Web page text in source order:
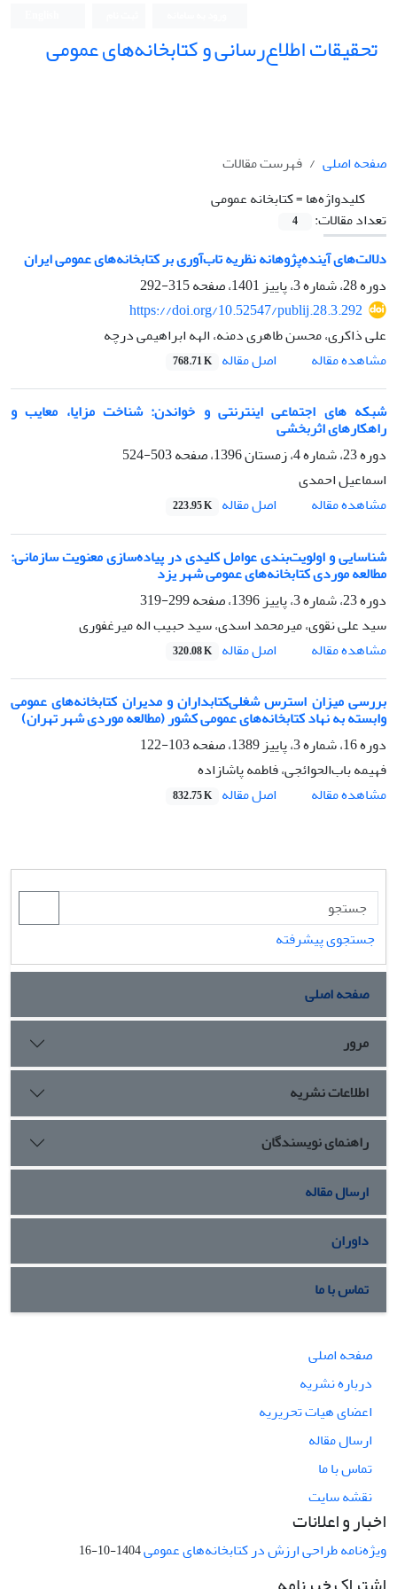
تحقیقات اطلاع‌رسانی و کتابخانه‌های عمومی
صفحه اصلی
فهرست مقالات
کلیدواژه‌ها =کتابخانه‌ عمومی
تعداد مقالات:
4
دلالت‌های آینده‌پژوهانه نظریه تاب‌آوری بر کتابخانه‌های عمومی ایران
دوره 28، شماره 3، پاییز 1401، صفحه
315-292
https://doi.org/10.52547/publij.28.3.292
علی ذاکری، محسن طاهری دمنه، الهه ابراهیمی درچه
مشاهده مقاله
اصل مقاله 768.71 K
شبکه های اجتماعی اینترنتی و خواندن: شناخت مزایا، معایب و
راهکارهای اثربخشی
دوره 23، شماره 4، زمستان 1396، صفحه
503-524
اسماعیل احمدی
مشاهده مقاله
اصل مقاله 223.95 K
شناسایی و اولویت‌بندی عوامل کلیدی در پیاده‌سازی معنویت سازمانی:
مطالعه موردی کتابخانه‌های عمومی شهر یزد
دوره 23، شماره 3، پاییز 1396، صفحه
299-319
سید علی نقوی، میرمحمد اسدی، سید حبیب اله میرغفوری
مشاهده مقاله
اصل مقاله 320.08 K
بررسی میزان استرس‌ شغلی‌کتابداران و مدیران کتابخانه‌های عمومی
وابسته به نهاد کتابخانه‌های عمومی کشور (مطالعه موردی شهر تهران)
دوره 16، شماره 3، پاییز 1389، صفحه
103-122
فهیمه باب‌الحوائجی، فاطمه پاشازاده
مشاهده مقاله
اصل مقاله 832.75 K
جستجوی پیشرفته
صفحه اصلی
مرور
اطلاعات نشریه
راهنمای نویسندگان
ارسال مقاله
داوران
تماس با ما
صفحه اصلی
درباره نشریه
اعضای هیات تحریریه
ارسال مقاله
تماس با ما
نقشه سایت
اخبار و اعلانات
ویژه‌نامه طراحی ارزش در کتابخانه‌های عمومی1404-10-16